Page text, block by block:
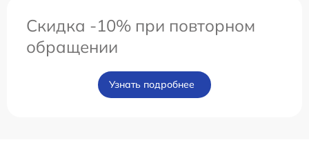
Скидка -10% при повторном
обращении
Узнать подробнее